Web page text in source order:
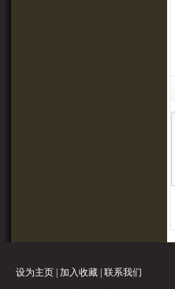
设为主页 加入收藏 联系我们